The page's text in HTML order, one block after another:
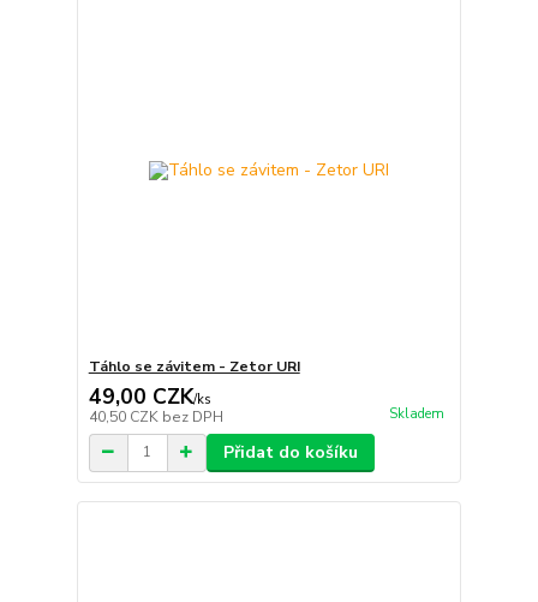
Táhlo se závitem - Zetor URI
49,00 CZK/ks
40,50 CZK bez DPH Skladem
Přidat do košíku